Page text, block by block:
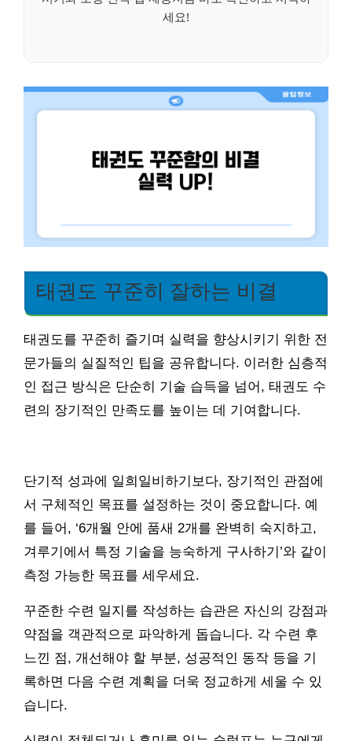
세요!
태권도 꾸준히 잘하는 비결
태권도를 꾸준히 즐기며 실력을 향상시키기 위한 전
문가들의 실질적인 팁을 공유합니다. 이러한 심층적
인 접근 방식은 단순히 기술 습득을 넘어, 태권도 수
련의 장기적인 만족도를 높이는 데 기여합니다.
단기적 성과에 일희일비하기보다, 장기적인 관점에
서 구체적인 목표를 설정하는 것이 중요합니다. 예
를 들어, ‘6개월 안에 품새 2개를 완벽히 숙지하고,
겨루기에서 특정 기술을 능숙하게 구사하기’와 같이
측정 가능한 목표를 세우세요.
꾸준한 수련 일지를 작성하는 습관은 자신의 강점과
약점을 객관적으로 파악하게 돕습니다. 각 수련 후
느낀 점, 개선해야 할 부분, 성공적인 동작 등을 기
록하면 다음 수련 계획을 더욱 정교하게 세울 수 있
습니다.